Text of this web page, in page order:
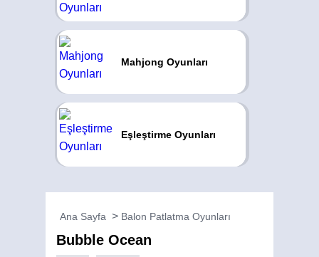
Mahjong Oyunları
Eşleştirme Oyunları
Ana Sayfa Balon Patlatma Oyunları
Bubble Ocean